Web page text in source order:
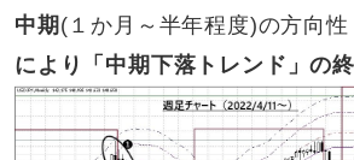
中期 (１か月～半年程度)の方向性
により「中期下落トレンド」の